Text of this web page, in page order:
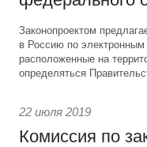
Законопроектом
в Россию по
расположенные на
определяться
22 июля 2019
Комиссия по